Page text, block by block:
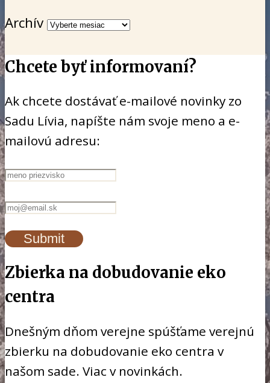
Archív
Chcete byť informovaní?
Ak chcete dostávať e-mailové novinky zo
Sadu Lívia, napíšte nám svoje meno a e-
mailovú adresu:
Zbierka na dobudovanie eko
centra
Dnešným dňom verejne spúšťame verejnú
zbierku na dobudovanie eko centra v
našom sade. Viac v novinkách.